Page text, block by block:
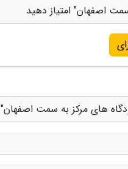
اصفهان" امتیاز دهید
های مرکز به سمت اصفهان"